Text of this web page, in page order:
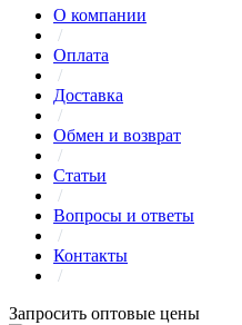
О компании
/
Оплата
/
Доставка
/
Обмен и возврат
/
Статьи
/
Вопросы и ответы
/
Контакты
/
Запросить оптовые цены